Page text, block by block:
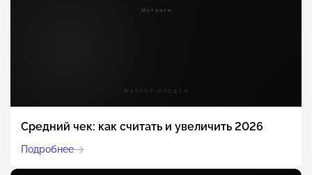
Средний чек: как считать и увеличить 2026
Подробнее